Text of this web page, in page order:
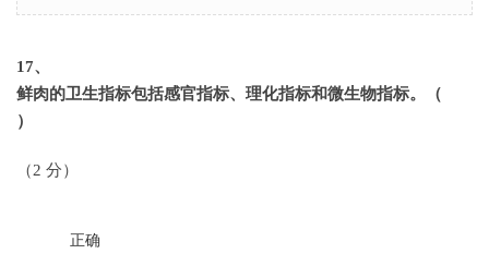
17、
鲜肉的卫生指标包括感官指标、理化指标和微生物指标。（
）
（2 分）
正确